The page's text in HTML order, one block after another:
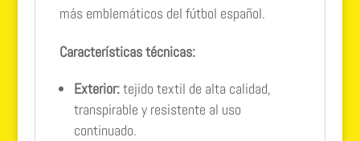
más emblemáticos del fútbol español.
Características técnicas:
Exterior:tejido textil de alta calidad,
transpirable y resistente al uso
continuado.